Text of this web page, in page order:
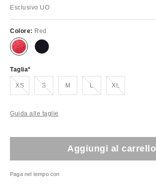
Esclusivo UO
Colore: Red
Taglia
XSEsaurito!
SEsaurito!
M LEsaurito!
XLEsaurito!
Guida alle taglie
Aggiungi al carrello
Paga nel tempo con